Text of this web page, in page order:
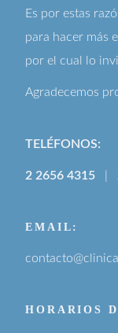
Es por estas
para hacer más
por el cual lo
Agradecemos
TELÉFONOS:
2 2656 4315
EMAIL:
HORARIOS